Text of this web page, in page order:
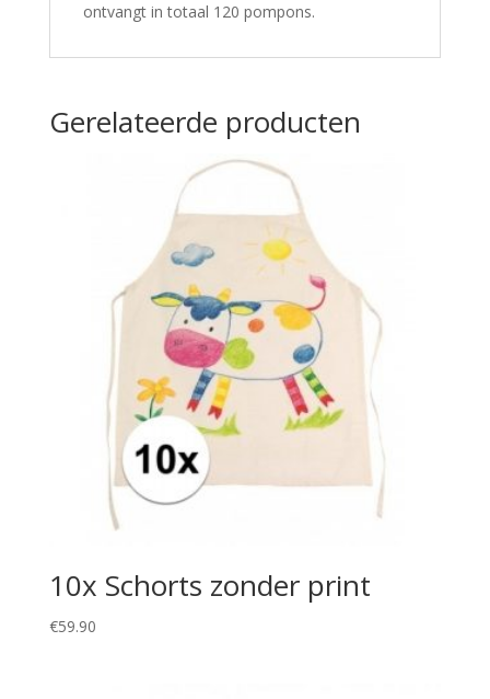
ontvangt in totaal 120 pompons.
Gerelateerde producten
10x Schorts zonder print
€59.90